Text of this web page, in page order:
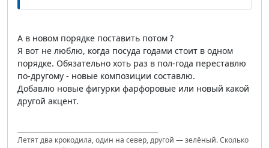
А в новом порядке поставить потом ?
Я вот не люблю, когда посуда годами стоит в одном
порядке. Обязательно хоть раз в пол-года переставлю
по-другому - новые композиции составлю.
Добавлю новые фигурки фарфоровые или новый какой
другой акцент.
Летят два крокодила, один на север, другой — зелёный. Сколько